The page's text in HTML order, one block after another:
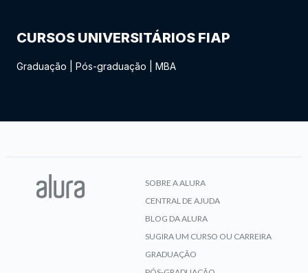
CURSOS UNIVERSITÁRIOS FIAP
Graduação Pós-graduação MBA
SOBRE A ALURA
CENTRAL DE AJUDA
BLOG DA ALURA
SUGIRA UM CURSO OU CARREIRA
GRADUAÇÃO